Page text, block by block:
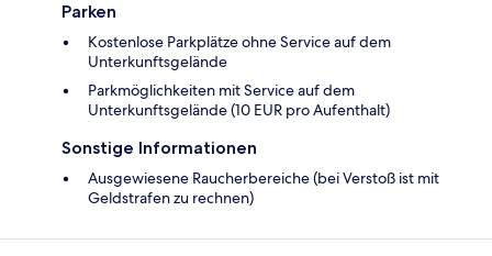
Parken
Kostenlose Parkplätze ohne Service auf dem
Unterkunftsgelände
Parkmöglichkeiten mit Service auf dem
Unterkunftsgelände (10 EUR pro Aufenthalt)
Sonstige Informationen
Ausgewiesene Raucherbereiche (bei Verstoß ist mit
Geldstrafen zu rechnen)